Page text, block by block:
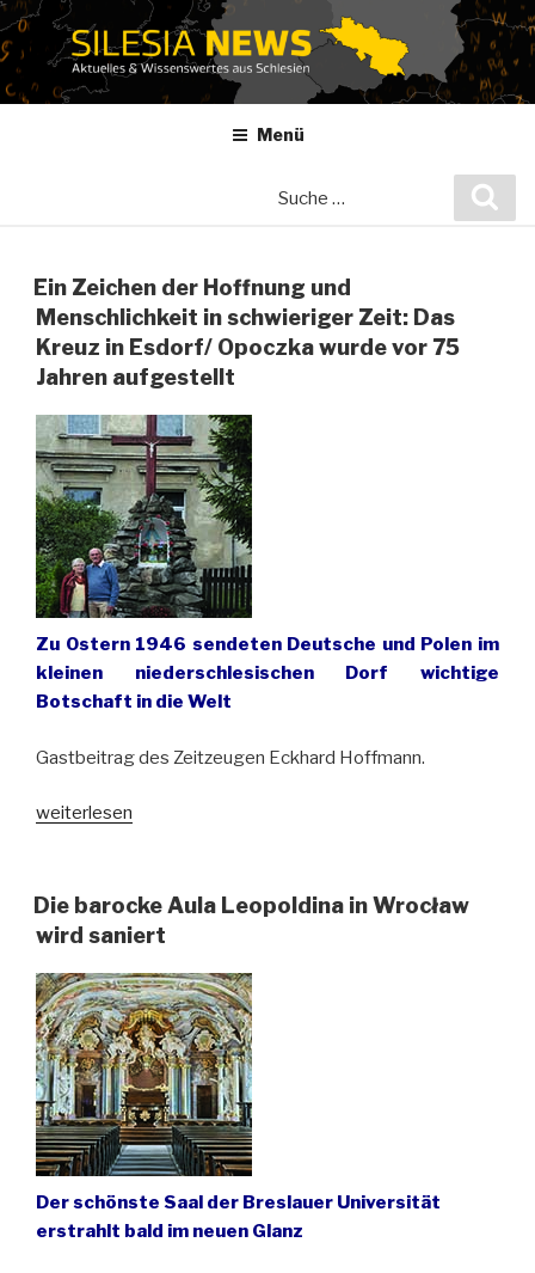
Zum
Inhalt
springen
Menü
Ein Zeichen der Hoffnung und
Menschlichkeit in schwieriger Zeit: Das
Kreuz in Esdorf/ Opoczka wurde vor 75
Jahren aufgestellt
Zu Ostern 1946 sendeten Deutsche und Polen im
kleinen niederschlesischen Dorf wichtige
Botschaft in die Welt
Gastbeitrag des Zeitzeugen Eckhard Hoffmann.
„Ein
Hoffnung
und
in
schwieriger
Zeit:
Das
Kreuz
in
Esdorf/
wurde
vor
weiterlesen
Die barocke Aula Leopoldina in Wrocław
wird saniert
Der schönste Saal der Breslauer Universität
erstrahlt bald im neuen Glanz